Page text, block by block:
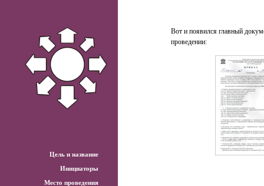
Вот и появился главный
проведении:
Цель и название
Инициаторы
Место проведения